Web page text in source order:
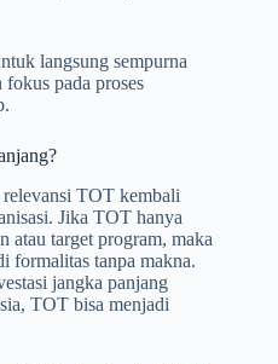
langsung sempurna
pada proses
relevansi TOT kembali
Jika TOT hanya
atau target program, maka
formalitas tanpa makna.
jangka panjang
TOT bisa menjadi